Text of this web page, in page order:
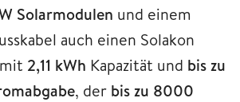
Solarmodulen und einem
auch einen Solakon
2,11 kWh Kapazität und bis zu
, der bis zu 8000